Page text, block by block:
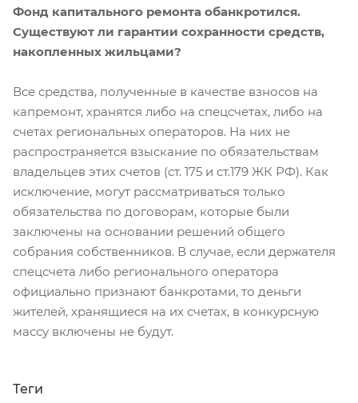
Фонд капитального ремонта обанкротился.
Существуют ли гарантии сохранности средств,
накопленных жильцами?
Все средства, полученные в качестве взносов на
капремонт, хранятся либо на спецсчетах, либо на
счетах региональных операторов. На них не
распространяется взыскание по обязательствам
владельцев этих счетов (ст. 175 и ст.179 ЖК РФ). Как
исключение, могут рассматриваться только
обязательства по договорам, которые были
заключены на основании решений общего
собрания собственников. В случае, если держателя
спецсчета либо регионального оператора
официально признают банкротами, то деньги
жителей, хранящиеся на их счетах, в конкурсную
массу включены не будут.
Теги